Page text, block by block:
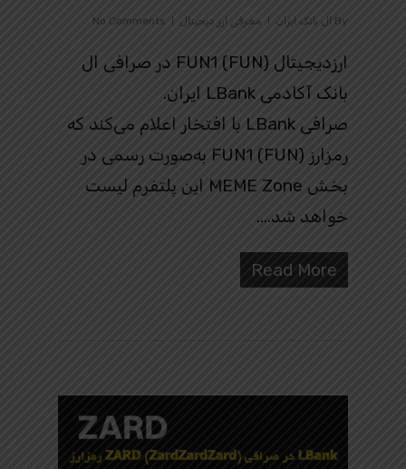
By ال بانک ایران معرفی ارز دیجیتال No Comments
ارزدیجیتال FUN1 (FUN) در صرافی ال
بانک آکادمی LBank ایران.
صرافی LBank با افتخار اعلام می‌کند که
رمزارز FUN1 (FUN) به‌صورت رسمی در
بخش MEME Zone این پلتفرم لیست
خواهد شد….
Read More